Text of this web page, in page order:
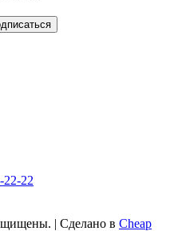
22-22
| Сделано в Cheap